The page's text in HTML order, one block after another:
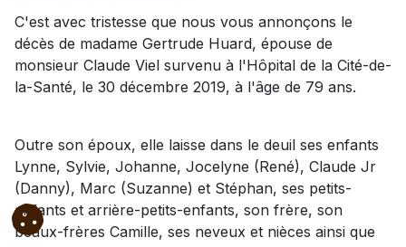
C'est avec tristesse que nous vous annonçons le
décès de madame Gertrude Huard, épouse de
monsieur Claude Viel survenu à l'Hôpital de la Cité-de-
la-Santé, le 30 décembre 2019, à l'âge de 79 ans.
Outre son époux, elle laisse dans le deuil ses enfants
Lynne, Sylvie, Johanne, Jocelyne (René), Claude Jr
(Danny), Marc (Suzanne) et Stéphan, ses petits-
enfants et arrière-petits-enfants, son frère, son
beaux-frères Camille, ses neveux et nièces ainsi que